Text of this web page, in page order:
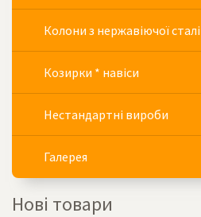
Колони з нержавіючої сталі
Козирки * навіси
Нестандартні вироби
Галерея
Нові товари